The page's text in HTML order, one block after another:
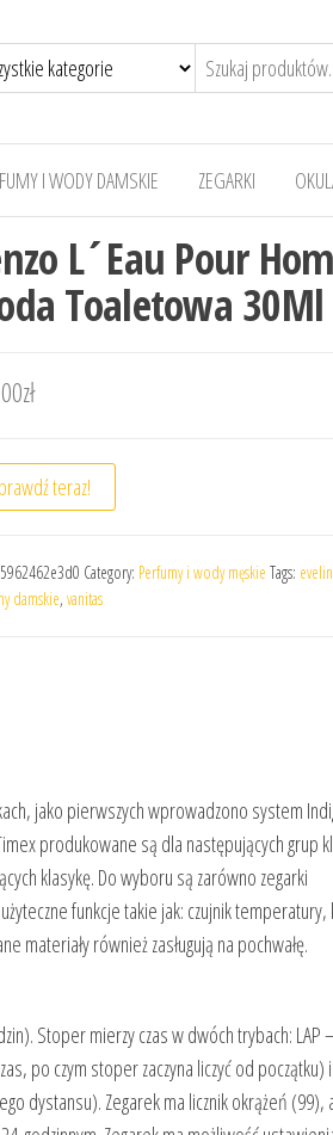
I WODY DAMSKIE ZEGARKI
L´Eau Pour
Toaletowa 30Ml
zł
teraz!
Category: Perfumy i wody męskie Tags:
damskie, vanitas
jako pierwszych wprowadzono system
produkowane są dla następujących grup
klasykę. Do wyboru są zarówno zegarki
funkcje takie jak: czujnik
materiały również zasługują na pochwałę.
Stoper mierzy czas w dwóch trybach: LAP
po czym stoper zaczyna liczyć od początku)
dystansu). Zegarek ma licznik okrążeń (99),